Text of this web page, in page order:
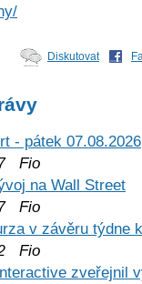
Diskutovat
- pátek 07.08.2026
Fio
na Wall Street
Fio
v závěru týdne
Fio
zveřejnil